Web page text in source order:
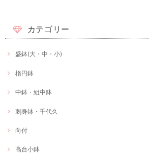
カテゴリー
盛鉢(大・中・小)
楕円鉢
中鉢・組中鉢
刺身鉢・千代久
向付
高台小鉢